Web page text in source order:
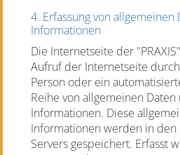
4. Erfassung von allgemeinen
Informationen
Die Internetseite der
Aufruf der Internetseite
Person oder ein
Reihe von allgemeinen Daten
Informationen. Diese
Informationen werden in den
Servers gespeichert. Erfasst